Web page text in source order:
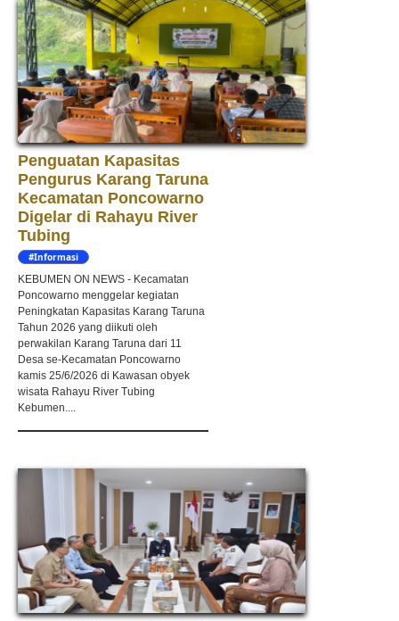
Penguatan Kapasitas
Pengurus Karang Taruna
Kecamatan Poncowarno
Digelar di Rahayu River
Tubing
#Informasi
KEBUMEN ON NEWS - Kecamatan
Poncowarno menggelar kegiatan
Peningkatan Kapasitas Karang Taruna
Tahun 2026 yang diikuti oleh
perwakilan Karang Taruna dari 11
Desa se-Kecamatan Poncowarno
kamis 25/6/2026 di Kawasan obyek
wisata Rahayu River Tubing
Kebumen....